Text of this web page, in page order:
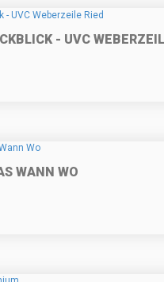
- UVC
WANN WO